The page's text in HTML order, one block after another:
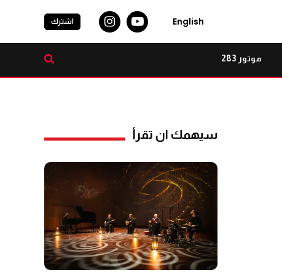
English اشترك
موتور 283
سيهمك ان تقرأ